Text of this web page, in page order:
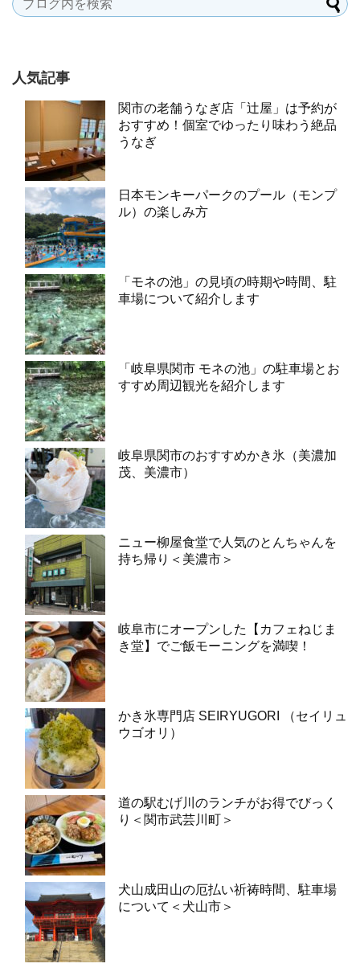
人気記事
関市の老舗うなぎ店「辻屋」は予約が
おすすめ！個室でゆったり味わう絶品
うなぎ
日本モンキーパークのプール（モンプ
ル）の楽しみ方
「モネの池」の見頃の時期や時間、駐
車場について紹介します
「岐阜県関市 モネの池」の駐車場とお
すすめ周辺観光を紹介します
岐阜県関市のおすすめかき氷（美濃加
茂、美濃市）
ニュー柳屋食堂で人気のとんちゃんを
持ち帰り＜美濃市＞
岐阜市にオープンした【カフェねじま
き堂】でご飯モーニングを満喫！
かき氷専門店 SEIRYUGORI （セイリュ
ウゴオリ）
道の駅むげ川のランチがお得でびっく
り＜関市武芸川町＞
犬山成田山の厄払い祈祷時間、駐車場
について＜犬山市＞